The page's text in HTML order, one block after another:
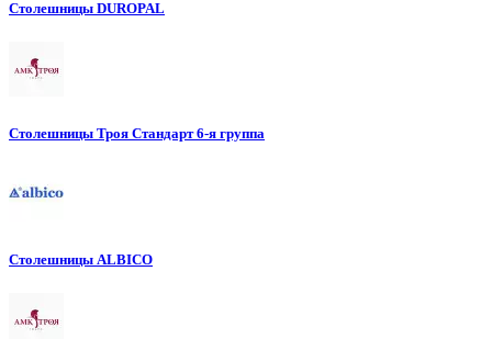
Столешницы DUROPAL
Столешницы Троя Стандарт 6-я группа
Столешницы ALBICO